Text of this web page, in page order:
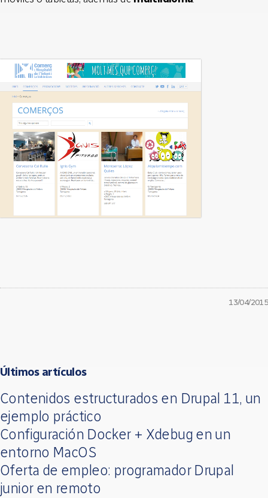
13/04/2015
Últimos artículos
Contenidos estructurados en Drupal 11, un
ejemplo práctico
Configuración Docker + Xdebug en un
entorno MacOS
Oferta de empleo: programador Drupal
junior en remoto